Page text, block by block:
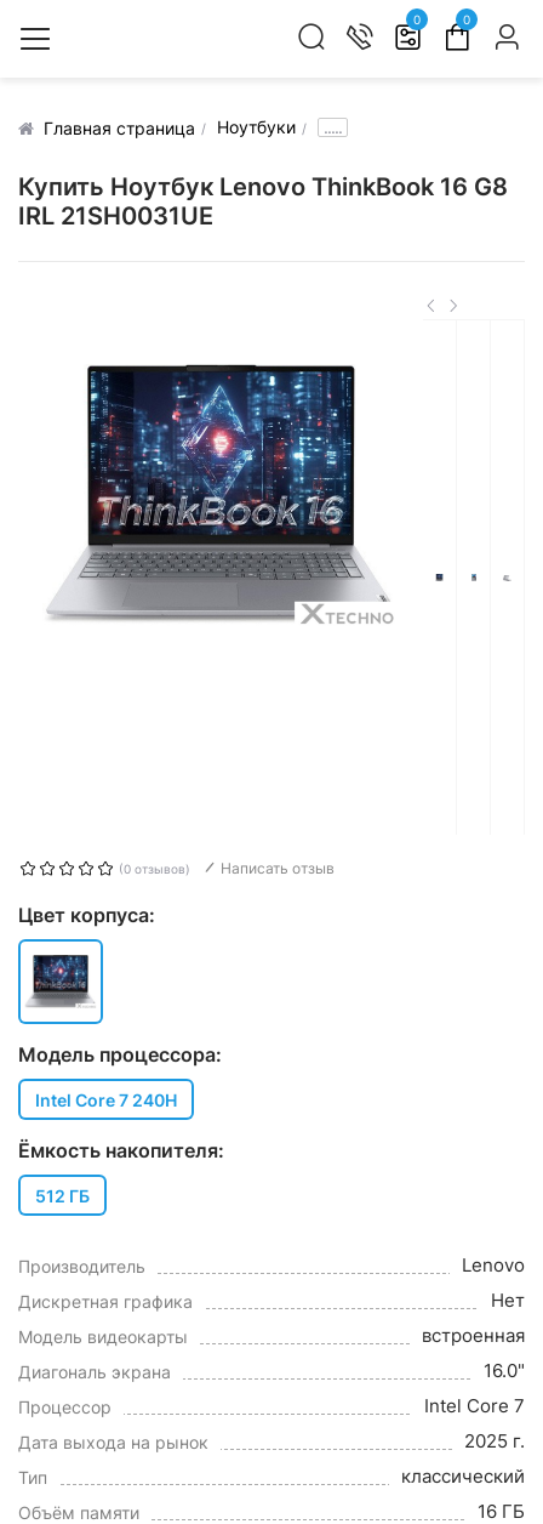
0 0
Главная страница Ноутбуки .....
Купить Ноутбук Lenovo ThinkBook 16 G8
IRL 21SH0031UE
(0 отзывов) Написать отзыв
Цвет корпуса:
Модель процессора:
Intel Core 7 240H
Ёмкость накопителя:
512 ГБ
Производитель Lenovo
Дискретная графика Нет
Модель видеокарты встроенная
Диагональ экрана 16.0"
Процессор Intel Core 7
Дата выхода на рынок 2025 г.
Тип классический
Объём памяти 16 ГБ